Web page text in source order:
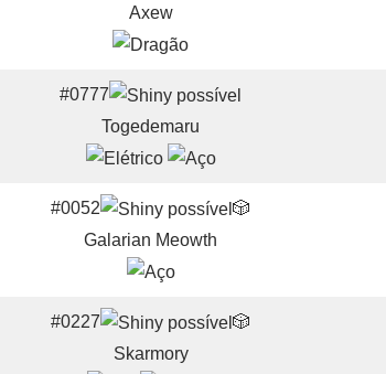
Axew
#0777
Togedemaru
#0052
🎲
Galarian Meowth
#0227
🎲
Skarmory